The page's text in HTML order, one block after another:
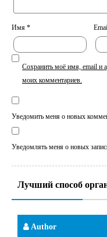
Имя *
Сохранить моё имя, email и
моих комментариев.
Уведомить меня о новых
Уведомлять меня о новых
Лучший способ
Author